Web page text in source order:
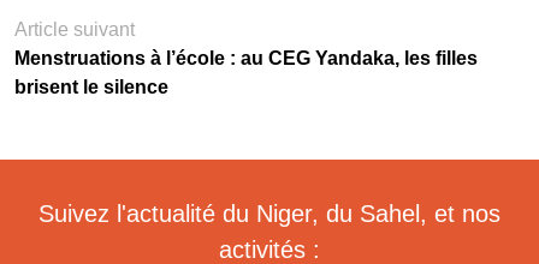
Article suivant
Menstruations à l’école : au CEG Yandaka, les filles
brisent le silence
Suivez l'actualité du Niger, du Sahel, et nos
activités :